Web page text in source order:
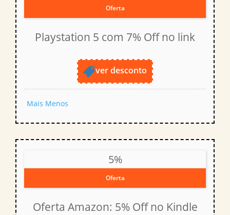
Oferta
Playstation 5 com 7% Off no link
ver desconto
Mais Menos
5%
Oferta
Oferta Amazon: 5% Off no Kindle